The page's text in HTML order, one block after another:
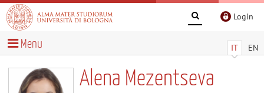
Login
IT EN
Menu
Alena Mezentseva